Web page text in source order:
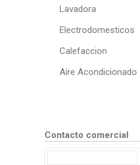
Lavadora
Electrodomesticos
Calefaccion
Aire Acondicionado
Contacto comercial